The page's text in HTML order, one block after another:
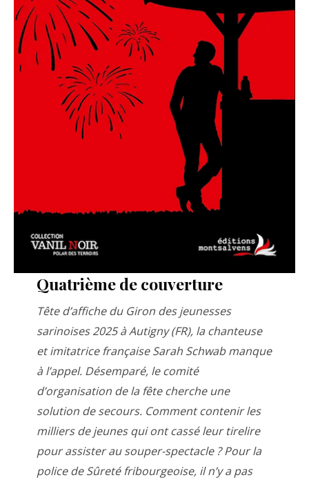
Quatrième de couverture
Tête d’affiche du Giron des jeunesses
sarinoises 2025 à Autigny (FR), la chanteuse
et imitatrice française Sarah Schwab manque
à l’appel. Désemparé, le comité
d’organisation de la fête cherche une
solution de secours. Comment contenir les
milliers de jeunes qui ont cassé leur tirelire
pour assister au souper-spectacle ? Pour la
police de Sûreté fribourgeoise, il n’y a pas